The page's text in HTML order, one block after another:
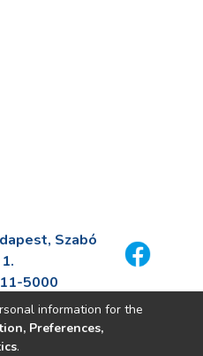
Szabó
5000
information for the
Preferences,
.